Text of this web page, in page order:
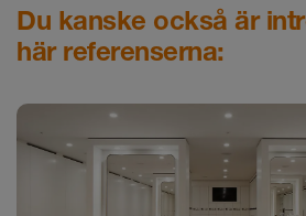
Du kanske också är
här referenserna: